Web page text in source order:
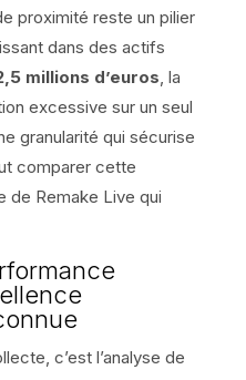
proximité reste un pilier
dans des actifs
millions d’euros, la
excessive sur un seul
granularité qui sécurise
comparer cette
de Remake Live qui
c’est l’analyse de